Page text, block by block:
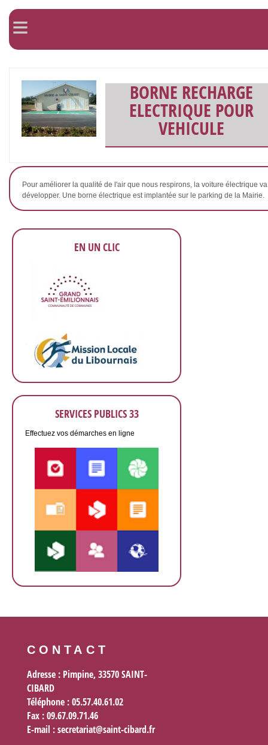
≡
BORNE RECHARGE
ELECTRIQUE POUR
VEHICULE
Pour améliorer la qualité de l'air que nous respirons, la voiture électrique
développer. Une borne électrique est implantée sur le parking de la Mairie.
EN UN CLIC
SERVICES PUBLICS 33
Effectuez vos démarches en ligne
CONTACT
Adresse : Pimpine, 33570 SAINT-
CIBARD
Téléphone : 05.57.40.61.02
Fax :09.67.09.71.46
E-mail :secretariat@saint-cibard.fr